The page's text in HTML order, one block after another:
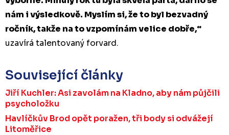
nám i výsledkově. Myslím si, že to byl bezvadný
ročník, takže na to vzpomínám velice dobře,“
uzavírá talentovaný forvard.
Související články
Jiří Kuchler: Asi zavolám na Kladno, aby nám půjčili
psycholožku
Havlíčkův Brod opět poražen, tři body si odvážejí
Litoměřice